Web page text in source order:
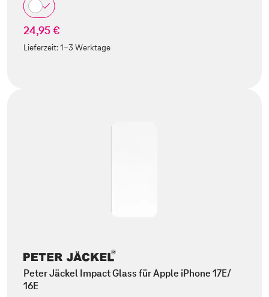
24,95 €
Lieferzeit:1-3 Werktage
Peter Jäckel Impact Glass für Apple iPhone 17E/
16E